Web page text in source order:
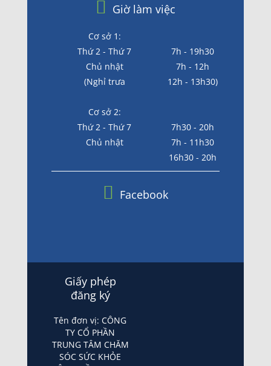
Giờ làm việc
Cơ sở 1:
Thứ 2 - Thứ 7
7h - 19h30
Chủ nhật
7h - 12h
(Nghỉ trưa
12h - 13h30)
Cơ sở 2:
Thứ 2 - Thứ 7
7h30 - 20h
Chủ nhật
7h - 11h30
16h30 - 20h
Facebook
Giấy phép
đăng ký
Tên đơn vị: CÔNG
TY CỔ PHẦN
TRUNG TÂM CHĂM
SÓC SỨC KHỎE